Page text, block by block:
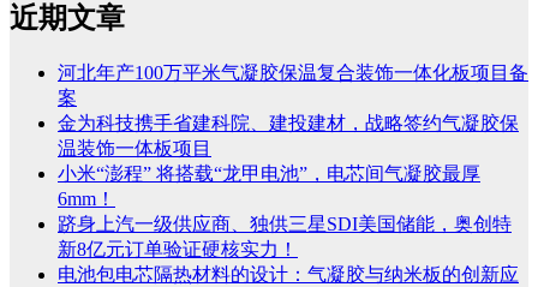
近期文章
河北年产100万平米气凝胶保温复合装饰一体化板项目备
案
金为科技携手省建科院、建投建材，战略签约气凝胶保
温装饰一体板项目
小米“澎程” 将搭载“龙甲电池”，电芯间气凝胶最厚
6mm！
跻身上汽一级供应商、独供三星SDI美国储能，奥创特
新8亿元订单验证硬核实力！
电池包电芯隔热材料的设计：气凝胶与纳米板的创新应